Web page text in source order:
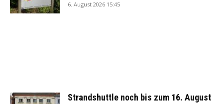
6. August 2026 15:45
Strandshuttle noch bis zum 16. August